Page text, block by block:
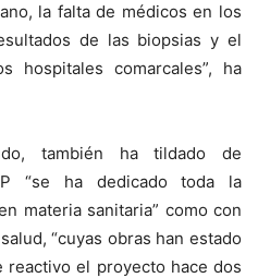
la falta de médicos en los
de las biopsias y el
hospitales comarcales”, ha
también ha tildado de
“se ha dedicado toda la
materia sanitaria” como con
“cuyas obras han estado
reactivo el proyecto hace dos